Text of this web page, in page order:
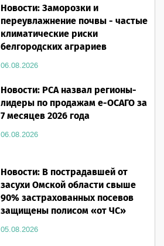
Новости: Заморозки и
переувлажнение почвы - частые
климатические риски
белгородских аграриев
06.08.2026
Новости: РСА назвал регионы-
лидеры по продажам е-ОСАГО за
7 месяцев 2026 года
06.08.2026
Новости: В пострадавшей от
засухи Омской области свыше
90% застрахованных посевов
защищены полисом «от ЧС»
05.08.2026